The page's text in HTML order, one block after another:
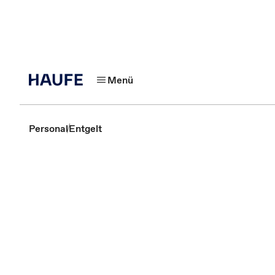
Menü
PersonalEntgelt